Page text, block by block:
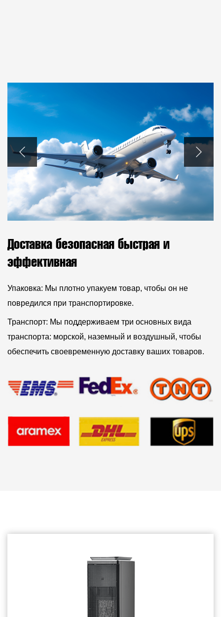
Доставка безопасная быстрая и
эффективная
Упаковка: Мы плотно упакуем товар, чтобы он не
повредился при транспортировке.
Транспорт: Мы поддерживаем три основных вида
транспорта: морской, наземный и воздушный, чтобы
обеспечить своевременную доставку ваших товаров.